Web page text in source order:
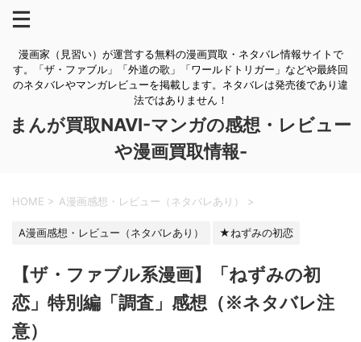
漫画家（見習い）が運営する無料の漫画買取・ネタバレ情報サイトで
す。「ザ・ファブル」「外道の歌」「ワールドトリガー」などや最終回
のネタバレやマンガレビューを掲載します。ネタバレは発売後であり違
法ではありません！
まんが買取NAVI-マンガの感想・レビュー
や漫画買取情報-
HOME > A漫画感想・レビュー（ネタバレあり） >
A漫画感想・レビュー（ネタバレあり） ★ねずみの初恋
【ザ・ファブル系漫画】「ねずみの初
恋」特別編「調査」感想（※ネタバレ注
意）